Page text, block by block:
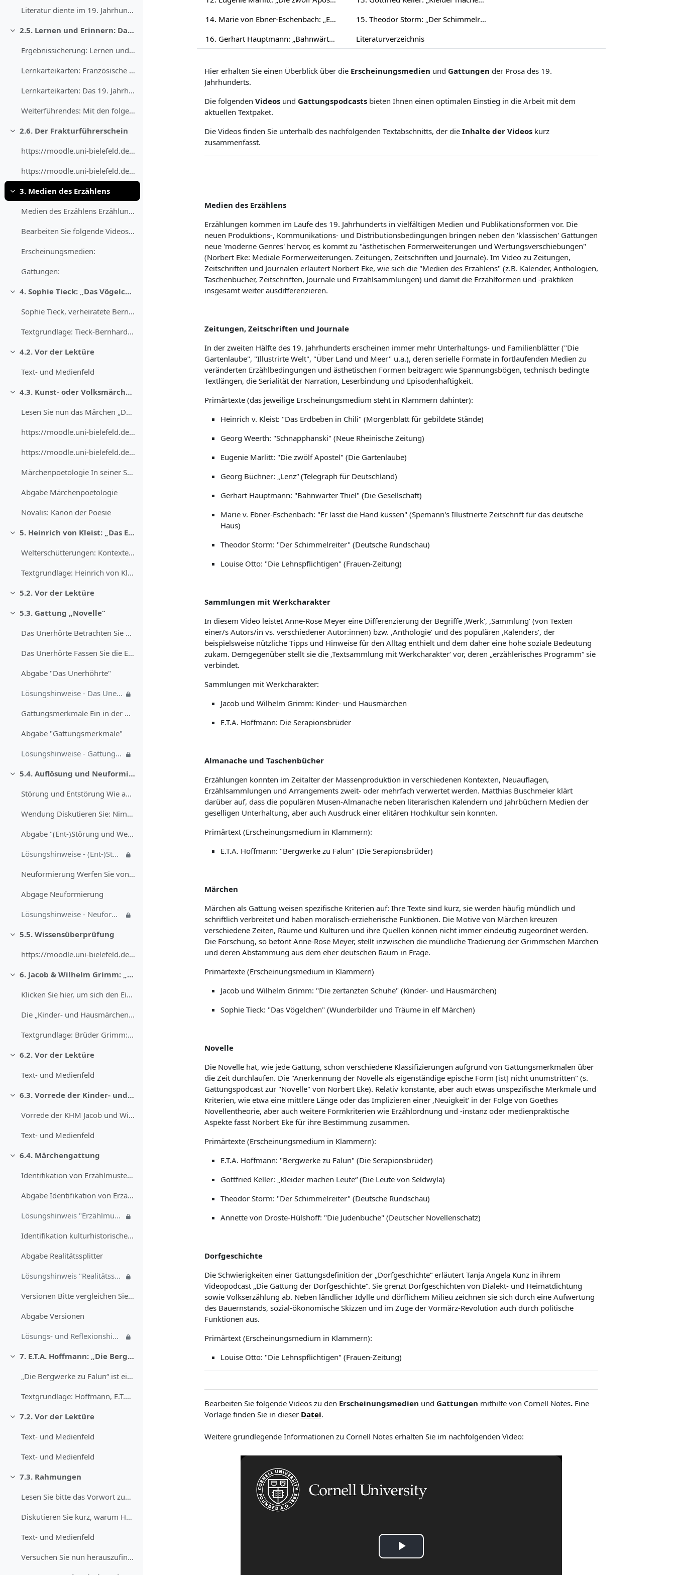
Literatur diente im 19. Jahrhundert neben der poli...
Einklappen
2.5. Lernen und Erinnern: Das politische 19. Jahrhundert
Ergebnissicherung: Lernen und Erinnern Mit den f...
Lernkarteikarten: Französische Revolution
Lernkarteikarten: Das 19. Jahrhundert
Weiterführendes: Mit den folgenden Webseiten könne...
Einklappen
2.6. Der Frakturführerschein
https://moodle.uni-bielefeld.de/draftfile.php/1450...
https://moodle.uni-bielefeld.de/draftfile.php/1450...
Einklappen
3. Medien des Erzählens
Medien des Erzählens Erzählungen kommen im Laufe d...
Bearbeiten Sie folgende Videos zu den Erscheinungs...
Erscheinungsmedien:
Gattungen:
Einklappen
4. Sophie Tieck: „Das Vögelchen“ (1802)
Sophie Tieck, verheiratete Bernhardi, verheiratete...
Textgrundlage: Tieck-Bernhardi, Sophie: Das Vögelc...
Einklappen
4.2. Vor der Lektüre
Text- und Medienfeld
Einklappen
4.3. Kunst- oder Volksmärchen?
Lesen Sie nun das Märchen „Das Vögelchen“ und mark...
https://moodle.uni-bielefeld.de/draftfile.php/1450...
https://moodle.uni-bielefeld.de/draftfile.php/1450...
Märchenpoetologie In seiner Schrift „Kanon der Poe...
Abgabe Märchenpoetologie
Novalis: Kanon der Poesie
Einklappen
5. Heinrich von Kleist: „Das Erdbeben in Chili“ (1807)
Welterschütterungen: Kontexte Kleists Erzählungen ...
Textgrundlage: Heinrich von Kleist: Jeronimo und J...
Einklappen
5.2. Vor der Lektüre
Einklappen
5.3. Gattung „Novelle“
Das Unerhörte Betrachten Sie die Erzählweise der N...
Das Unerhörte Fassen Sie die Ergebnisse Ihrer Disk... (Kopie)
Abgabe "Das Unerhöhrte"
Lösungshinweise - Das Unerhörte
Gattungsmerkmale Ein in der Gattungstheorie stark ...
Abgabe "Gattungsmerkmale"
Lösungshinweise - Gattungsmerkmale
Einklappen
5.4. Auflösung und Neuformierung von sozialer Ordnung
Störung und Entstörung Wie aber verhält es sich vo...
Wendung Diskutieren Sie: Nimmt das Schreckensszena...
Abgabe "(Ent-)Störung und Wendung"
Lösungshinweise - (Ent-)Störung und Wendung
Neuformierung Werfen Sie von hier aus noch einmal ...
Abgage Neuformierung
Lösungshinweise - Neuformierung
Einklappen
5.5. Wissensüberprüfung
https://moodle.uni-bielefeld.de/draftfile.php/3810...
Einklappen
6. Jacob & Wilhelm Grimm: „Die zertanzten Schuhe“ (1815)
Klicken Sie hier, um sich den Einführungstext vorl...
Die „Kinder- und Hausmärchen“ (KHM) zählen zu den ...
Textgrundlage: Brüder Grimm: Die zertanzten Schuhe...
Einklappen
6.2. Vor der Lektüre
Text- und Medienfeld
Einklappen
6.3. Vorrede der Kinder- und Hausmärchen (KHM)
Vorrede der KHM Jacob und Wilhelm Grimm haben sich...
Text- und Medienfeld
Einklappen
6.4. Märchengattung
Identifikation von Erzählmustern Identifizieren Si...
Abgabe Identifikation von Erzählmustern
Lösungshinweis "Erzählmuster"
Identifikation kulturhistorischer Zusammenhänge „D...
Abgabe Realitätssplitter
Lösungshinweis "Realitätssplitter"
Versionen Bitte vergleichen Sie „Die zertanzten Sc...
Abgabe Versionen
Lösungs- und Reflexionshinweis "Versionen"
Einklappen
7. E.T.A. Hoffmann: „Die Bergwerke zu Falun“ (1819)
„Die Bergwerke zu Falun“ ist eine Erzählung, die E...
Textgrundlage: Hoffmann, E.T.A: Die Serapions-Brüd...
Einklappen
7.2. Vor der Lektüre
Text- und Medienfeld
Text- und Medienfeld
Einklappen
7.3. Rahmungen
Lesen Sie bitte das Vorwort zum ersten Band der Sa...
Diskutieren Sie kurz, warum Hoffmann die Leser:inn...
Text- und Medienfeld
Versuchen Sie nun herauszufinden, was ein „Philist...
14. Marie von Ebner-Eschenbach: „Er lässt die Hand küssen“ (1886)
15. Theodor Storm: „Der Schimmelreiter“ (1888)
16. Gerhart Hauptmann: „Bahnwärter Thiel“ (1888)
Literaturverzeichnis
Hier erhalten Sie einen Überblick über die Erscheinungsmedien und Gattungen der Prosa des 19.
Jahrhunderts.
Die folgenden Videosund Gattungspodcastsbieten Ihnen einen optimalen Einstieg in die Arbeit mit dem
aktuellen Textpaket.
Die Videos finden Sie unterhalb des nachfolgenden Textabschnitts, der die Inhalte der Videoskurz
zusammenfasst.
Medien des Erzählens
Erzählungen kommen im Laufe des 19. Jahrhunderts in vielfältigen Medien und Publikationsformen vor. Die
neuen Produktions-, Kommunikations- und Distributionsbedingungen bringen neben den 'klassischen' Gattungen
neue 'moderne Genres' hervor, es kommt zu "ästhetischen Formerweiterungen und Wertungsverschiebungen"
(Norbert Eke: Mediale Formerweiterungen. Zeitungen, Zeitschriften und Journale). Im Video zu Zeitungen,
Zeitschriften und Journalen erläutert Norbert Eke, wie sich die "Medien des Erzählens" (z.B. Kalender, Anthologien,
Taschenbücher, Zeitschriften, Journale und Erzählsammlungen) und damit die Erzählformen und -praktiken
insgesamt weiter ausdifferenzieren.
Zeitungen, Zeitschriften und Journale
In der zweiten Hälfte des 19. Jahrhunderts erscheinen immer mehr Unterhaltungs- und Familienblätter ("Die
Gartenlaube", "Illustrirte Welt", "Über Land und Meer" u.a.), deren serielle Formate in fortlaufenden Medien zu
veränderten Erzählbedingungen und ästhetischen Formen beitragen: wie Spannungsbögen, technisch bedingte
Textlängen, die Serialität der Narration, Leserbindung und Episodenhaftigkeit.
Primärtexte (das jeweilige Erscheinungsmedium steht in Klammern dahinter):
Heinrich v. Kleist: "Das Erdbeben in Chili" (Morgenblatt für gebildete Stände)
Georg Weerth: "Schnapphanski" (Neue Rheinische Zeitung)
Eugenie Marlitt: "Die zwölf Apostel" (Die Gartenlaube)
Georg Büchner: „Lenz“ (Telegraph für Deutschland)
Gerhart Hauptmann: "Bahnwärter Thiel" (Die Gesellschaft)
Marie v. Ebner-Eschenbach: "Er lasst die Hand küssen" (Spemann's Illustrierte Zeitschrift für das deutsche
Haus)
Theodor Storm: "Der Schimmelreiter" (Deutsche Rundschau)
Louise Otto: "Die Lehnspflichtigen" (Frauen-Zeitung)
Sammlungen mit Werkcharakter
In diesem Video leistet Anne-Rose Meyer eine Differenzierung der Begriffe ‚Werk‘, ‚Sammlung‘ (von Texten
einer/s Autors/in vs. verschiedener Autor:innen) bzw. ‚Anthologie‘ und des populären ‚Kalenders‘, der
beispielsweise nützliche Tipps und Hinweise für den Alltag enthielt und dem daher eine hohe soziale Bedeutung
zukam. Demgegenüber stellt sie die ‚Textsammlung mit Werkcharakter‘ vor, deren „erzählerisches Programm“ sie
verbindet.
Sammlungen mit Werkcharakter:
Jacob und Wilhelm Grimm: Kinder- und Hausmärchen
E.T.A. Hoffmann: Die Serapionsbrüder
Almanache und Taschenbücher
Erzählungen konnten im Zeitalter der Massenproduktion in verschiedenen Kontexten, Neuauflagen,
Erzählsammlungen und Arrangements zweit- oder mehrfach verwertet werden. Matthias Buschmeier klärt
darüber auf, dass die populären Musen-Almanache neben literarischen Kalendern und Jahrbüchern Medien der
geselligen Unterhaltung, aber auch Ausdruck einer elitären Hochkultur sein konnten.
Primärtext (Erscheinungsmedium in Klammern):
E.T.A. Hoffmann: "Bergwerke zu Falun" (Die Serapionsbrüder)
Märchen
Märchen als Gattung weisen spezifische Kriterien auf: Ihre Texte sind kurz, sie werden häufig mündlich und
schriftlich verbreitet und haben moralisch-erzieherische Funktionen. Die Motive von Märchen kreuzen
verschiedene Zeiten, Räume und Kulturen und ihre Quellen können nicht immer eindeutig zugeordnet werden.
Die Forschung, so betont Anne-Rose Meyer, stellt inzwischen die mündliche Tradierung der Grimmschen Märchen
und deren Abstammung aus dem eher deutschen Raum in Frage.
Primärtexte (Erscheinungsmedium in Klammern)
Jacob und Wilhelm Grimm: "Die zertanzten Schuhe" (Kinder- und Hausmärchen)
Sophie Tieck: "Das Vögelchen" (Wunderbilder und Träume in elf Märchen)
Novelle
Die Novelle hat, wie jede Gattung, schon verschiedene Klassifizierungen aufgrund von Gattungsmerkmalen über
die Zeit durchlaufen. Die "Anerkennung der Novelle als eigenständige epische Form [ist] nicht unumstritten" (s.
Gattungspodcast zur "Novelle" von Norbert Eke). Relativ konstante, aber auch etwas unspezifische Merkmale und
Kriterien, wie etwa eine mittlere Länge oder das Implizieren einer ‚Neuigkeit‘ in der Folge von Goethes
Novellentheorie, aber auch weitere Formkriterien wie Erzählordnung und -instanz oder medienpraktische
Aspekte fasst Norbert Eke für ihre Bestimmung zusammen.
Primärtexte (Erscheinungsmedium in Klammern):
E.T.A. Hoffmann: "Bergwerke zu Falun" (Die Serapionsbrüder)
Gottfried Keller: „Kleider machen Leute“ (Die Leute von Seldwyla)
Theodor Storm: "Der Schimmelreiter" (Deutsche Rundschau)
Annette von Droste-Hülshoff: "Die Judenbuche" (Deutscher Novellenschatz)
Dorfgeschichte
Die Schwierigkeiten einer Gattungsdefinition der „Dorfgeschichte“ erläutert Tanja Angela Kunz in ihrem
Videopodcast „Die Gattung der Dorfgeschichte“. Sie grenzt Dorfgeschichten von Dialekt- und Heimatdichtung
sowie Volkserzählung ab. Neben ländlicher Idylle und dörflichem Milieu zeichnen sie sich durch eine Aufwertung
des Bauernstands, sozial-ökonomische Skizzen und im Zuge der Vormärz-Revolution auch durch politische
Funktionen aus.
Primärtext (Erscheinungsmedium in Klammern):
Louise Otto: "Die Lehnspflichtigen" (Frauen-Zeitung)
Bearbeiten Sie folgende Videos zu den Erscheinungsmedien und Gattungen mithilfe von Cornell Notes. Eine
Vorlage finden Sie in dieser Datei.
Weitere grundlegende Informationen zu Cornell Notes erhalten Sie im nachfolgenden Video:
V